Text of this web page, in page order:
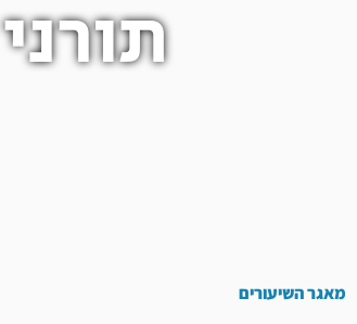
תורני
מאגר השיעורים